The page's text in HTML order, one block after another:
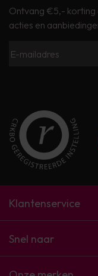
Ontvang €5,- korting
acties en
Klantenservice
Snel naar